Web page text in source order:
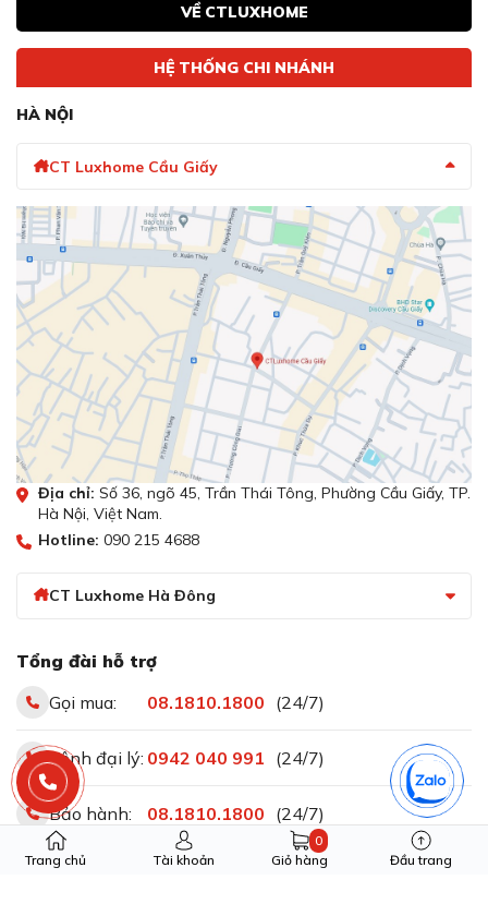
Trang chủ Tài khoản Giỏ hàng
0
Đầu trang
VỀ CTLUXHOME
HỆ THỐNG CHI NHÁNH
HÀ NỘI
CT Luxhome Cầu Giấy
Địa chỉ: Số 36, ngõ 45, Trần Thái Tông, Phường Cầu Giấy, TP.
Hà Nội, Việt Nam.
Hotline: 090 215 4688
CT Luxhome Hà Đông
Tổng đài hỗ trợ
Gọi mua:
08.1810.1800 (24/7)
Kênh đại lý: 0942 040 991 (24/7)
Bảo hành: 08.1810.1800 (24/7)
Khiếu nại: 08.1810.1800 (24/7)